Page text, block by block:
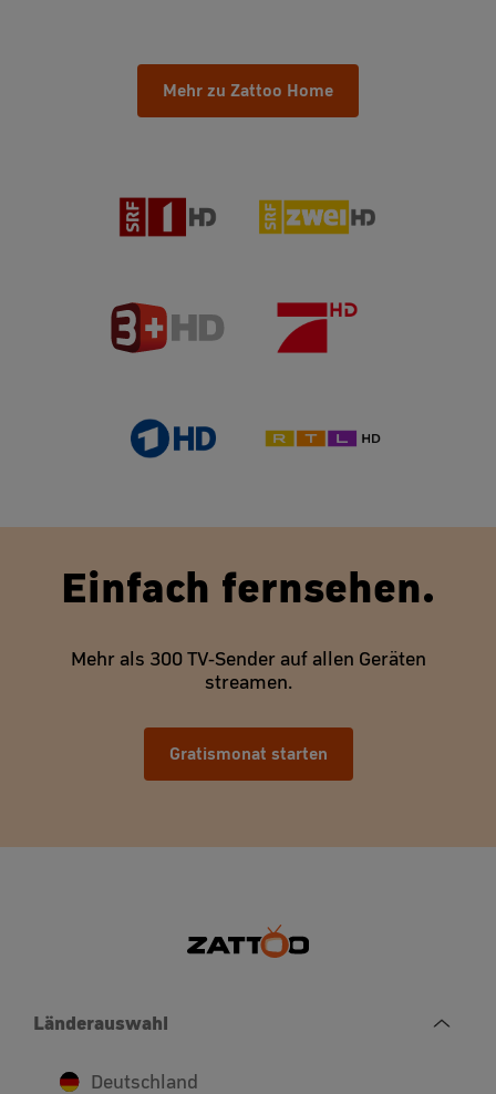
Mehr zu Zattoo Home
Einfach fernsehen.
Mehr als 300 TV-Sender auf allen Geräten
streamen.
Gratismonat starten
Länderauswahl
Deutschland